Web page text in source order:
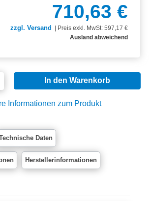
710,63 €
zzgl. Versand
Preis exkl. MwSt: 597,17 €
Ausland abweichend
Gib den gewünschten
In den Warenkorb
Informationen zum Produkt
Daten
Herstellerinformationen